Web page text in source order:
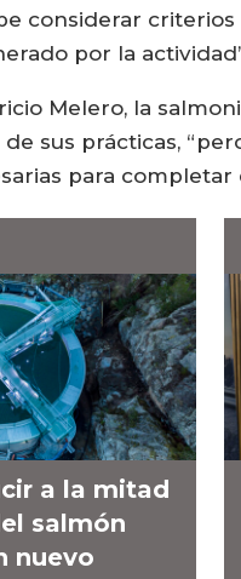
considerar
por la
Melero, la
sus prácticas,
para completar
a la mitad
salmón
nuevo